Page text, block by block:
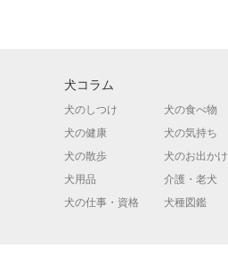
犬コラム
犬のしつけ 犬の食べ物
犬の健康
犬の気持ち
犬の散歩
犬のお出かけ
犬用品
介護・老犬
犬の仕事・資格
犬種図鑑